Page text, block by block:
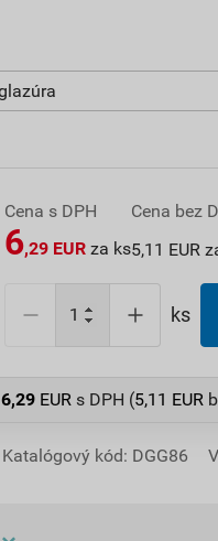
Cena s DPH
6,29 EUR za ks
Cena bez
5,11 EUR
ks
6,29 EUR s DPH (5,11 EUR
Katalógový kód: DGG86